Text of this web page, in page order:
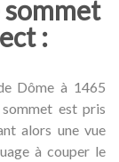
:
Dôme à 1465
est pris
alors une vue
à couper le